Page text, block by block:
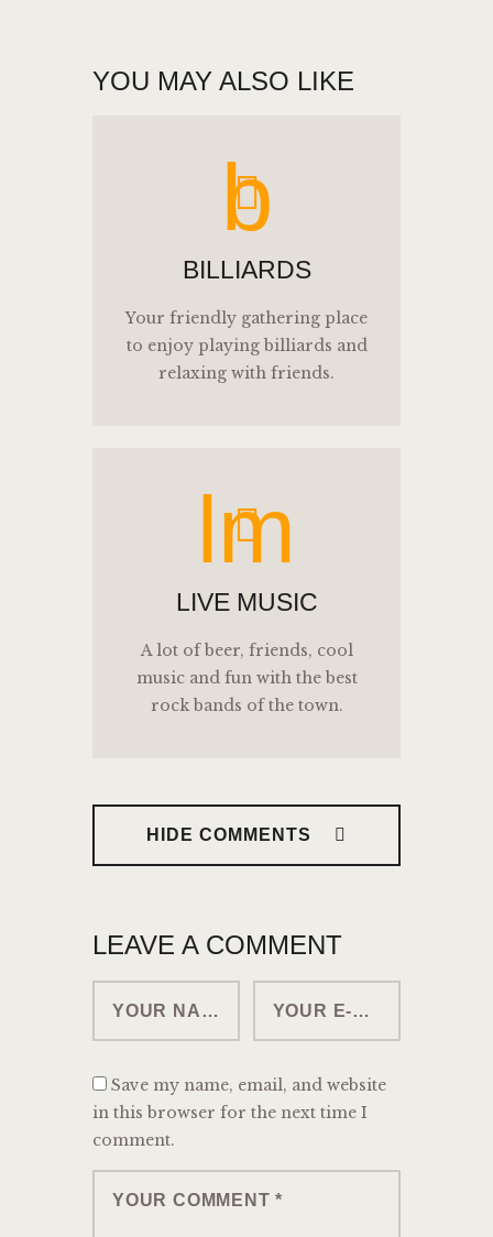
YOU MAY ALSO LIKE
b
BILLIARDS
Your friendly gathering place
to enjoy playing billiards and
relaxing with friends.
lm
LIVE MUSIC
A lot of beer, friends, cool
music and fun with the best
rock bands of the town.
HIDE COMMENTS
LEAVE A COMMENT
Save my name, email, and website
in this browser for the next time I
comment.